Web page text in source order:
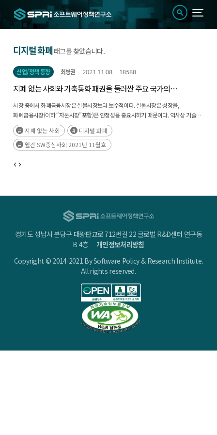
디지털 화폐태그를 찾았습니다.
산업/정책 동향 최병권 2021.11.08 18588
지폐 없는 사회와 기축통화 패권을 둘러싼 주요 국가의
디지털 전환 전략
시장 중에서 화폐금융시장은 실물시장보다 보수적이다. 실물시장은 성장을,
화폐금융시장(이하 “자본시장”포함)은 안정성을 중요시하기 때문이다. 역사상 기술
진보도 실물시장에서 먼저 진행된 후에, 기술의 안전성이 확인되면 화폐금융시장이
이를 수용하면서 전개되었다.(후략)
지폐 없는 사회
디지털 화폐
월간 SW중심사회 2021년 11월호
경기도 성남시 분당구 대왕판교로 712번길 22 글로벌 R&D센터 연구동
B 4층개인정보처리방침
Copyright © 2014-2021 By Software Policy & Research Institute.
All rights reserved.